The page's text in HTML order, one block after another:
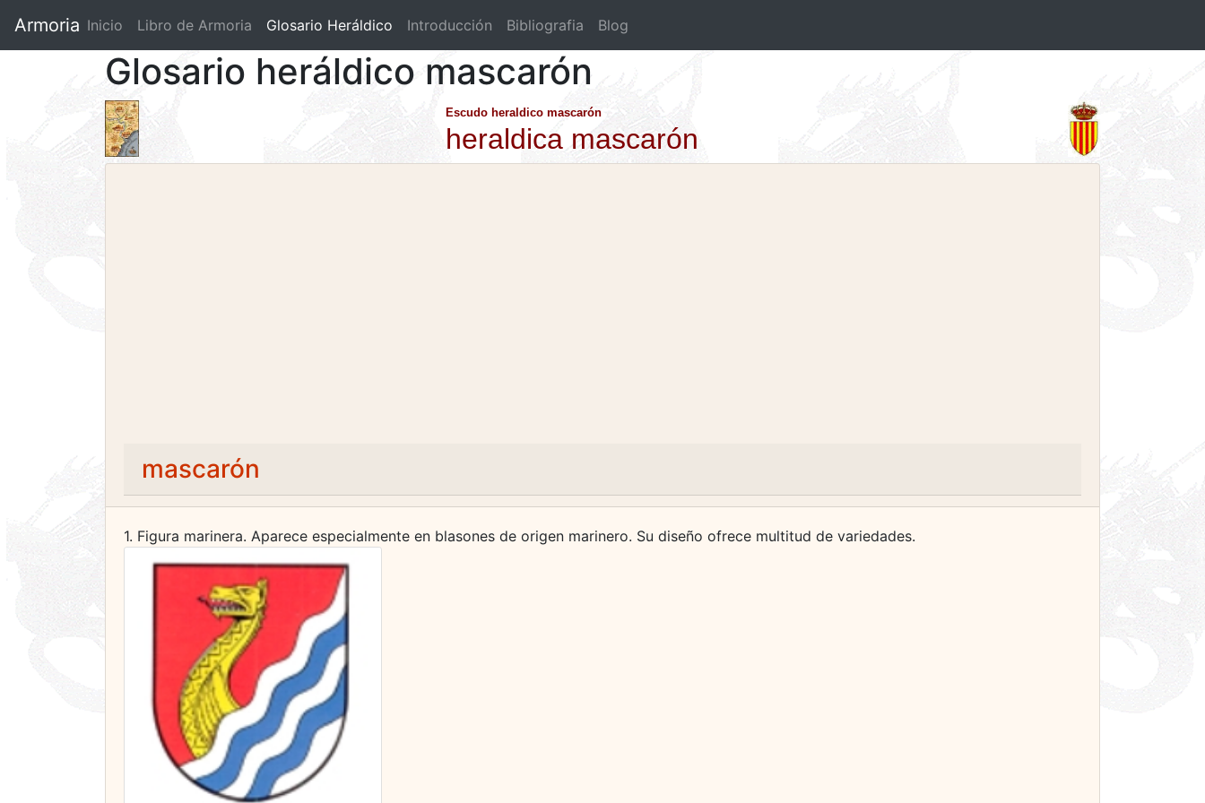
Armoria Inicio Libro de Armoria (current)
Glosario Heráldico Introducción Bibliografia Blog
Glosario heráldico mascarón
Escudo heraldico mascarón
heraldica mascarón
mascarón
1. Figura marinera. Aparece especialmente en blasones de origen marinero. Su diseño ofrece multitud de variedades.